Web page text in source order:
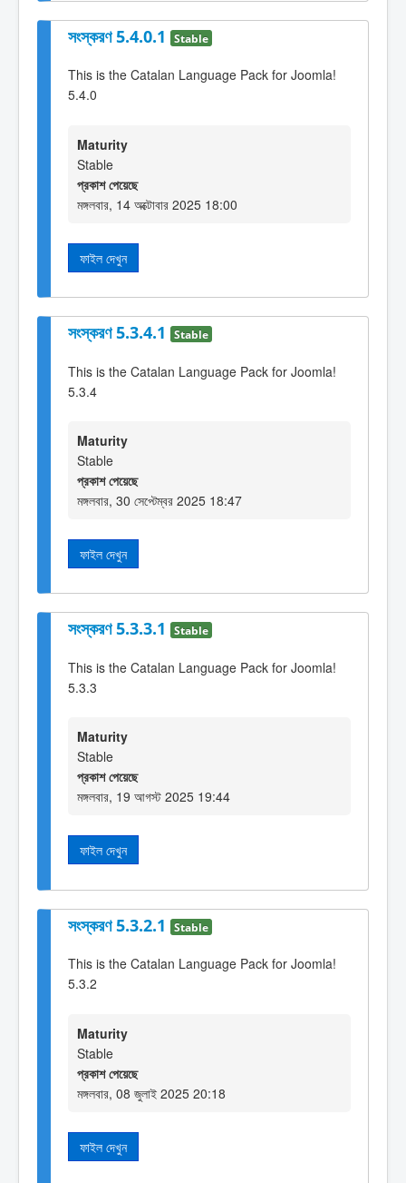
সংস্করণ 5.4.0.1 Stable
This is the Catalan Language Pack for Joomla!
5.4.0
Maturity
Stable
প্রকাশ পেয়েছে
মঙ্গলবার, 14 অক্টোবার 2025 18:00
ফাইল দেখুন
সংস্করণ 5.3.4.1 Stable
This is the Catalan Language Pack for Joomla!
5.3.4
Maturity
Stable
প্রকাশ পেয়েছে
মঙ্গলবার, 30 সেপ্টেম্বর 2025 18:47
ফাইল দেখুন
সংস্করণ 5.3.3.1 Stable
This is the Catalan Language Pack for Joomla!
5.3.3
Maturity
Stable
প্রকাশ পেয়েছে
মঙ্গলবার, 19 আগস্ট 2025 19:44
ফাইল দেখুন
সংস্করণ 5.3.2.1 Stable
This is the Catalan Language Pack for Joomla!
5.3.2
Maturity
Stable
প্রকাশ পেয়েছে
মঙ্গলবার, 08 জুলাই 2025 20:18
ফাইল দেখুন